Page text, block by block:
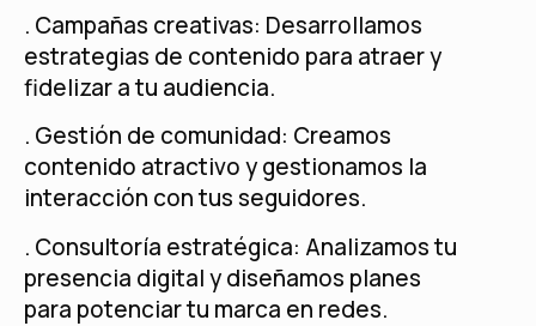
. Campañas creativas: Desarrollamos
estrategias de contenido para atraer y
fidelizar a tu audiencia.
. Gestión de comunidad: Creamos
contenido atractivo y gestionamos la
interacción con tus seguidores.
. Consultoría estratégica: Analizamos tu
presencia digital y diseñamos planes
para potenciar tu marca en redes.